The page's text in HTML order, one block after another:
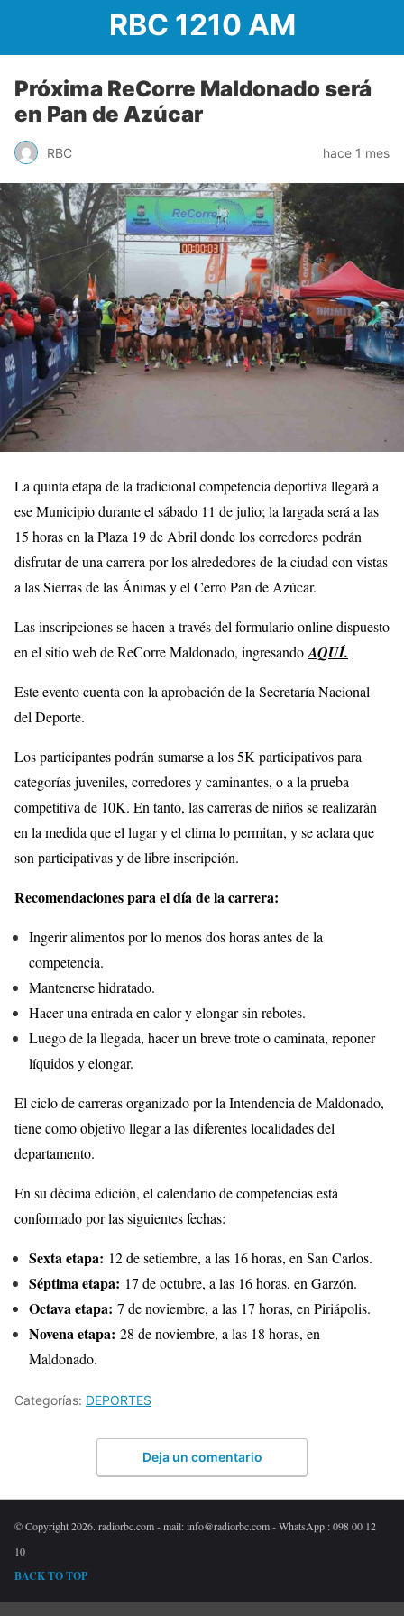
RBC 1210 AM
Próxima ReCorre Maldonado será
en Pan de Azúcar
RBC hace 1 mes
La quinta etapa de la tradicional competencia deportiva llegará a
ese Municipio durante el sábado 11 de julio; la largada será a las
15 horas en la Plaza 19 de Abril donde los corredores podrán
disfrutar de una carrera por los alrededores de la ciudad con vistas
a las Sierras de las Ánimas y el Cerro Pan de Azúcar.
Las inscripciones se hacen a través del formulario online dispuesto
en el sitio web de ReCorre Maldonado, ingresandoAQUÍ.
Este evento cuenta con la aprobación de la Secretaría Nacional
del Deporte.
Los participantes podrán sumarse a los 5K participativos para
categorías juveniles, corredores y caminantes, o a la prueba
competitiva de 10K. En tanto, las carreras de niños se realizarán
en la medida que el lugar y el clima lo permitan, y se aclara que
son participativas y de libre inscripción.
Recomendaciones para el día de la carrera:
Ingerir alimentos por lo menos dos horas antes de la
competencia.
Mantenerse hidratado.
Hacer una entrada en calor y elongar sin rebotes.
Luego de la llegada, hacer un breve trote o caminata, reponer
líquidos y elongar.
El ciclo de carreras organizado por la Intendencia de Maldonado,
tiene como objetivo llegar a las diferentes localidades del
departamento.
En su décima edición, el calendario de competencias está
conformado por las siguientes fechas:
Sexta etapa: 12 de setiembre, a las 16 horas, en San Carlos.
Séptima etapa: 17 de octubre, a las 16 horas, en Garzón.
Octava etapa: 7 de noviembre, a las 17 horas, en Piriápolis.
Novena etapa: 28 de noviembre, a las 18 horas, en
Maldonado.
Categorías: DEPORTES
Deja un comentario
© Copyright 2026. radiorbc.com - mail: info@radiorbc.com - WhatsApp : 098 00 12
10
BACK TO TOP